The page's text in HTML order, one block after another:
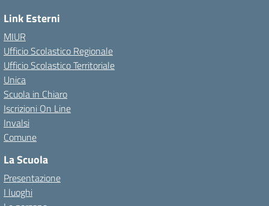
Link Esterni
MIUR
Ufficio Scolastico Regionale
Ufficio Scolastico Territoriale
Unica
Scuola in Chiaro
Iscrizioni On Line
Invalsi
Comune
La Scuola
Presentazione
I luoghi